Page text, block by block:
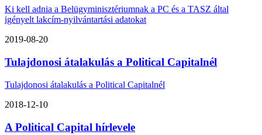
Ki kell adnia a Belügyminisztériumnak a PC és a TASZ által
igényelt lakcím-nyilvántartási adatokat
2019-08-20
Tulajdonosi átalakulás a Political Capitalnél
Tulajdonosi átalakulás a Political Capitalnél
2018-12-10
A Political Capital hírlevele